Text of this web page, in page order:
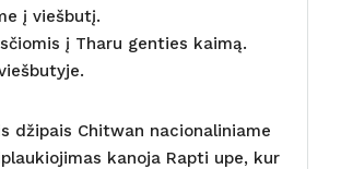
į viešbutį.
į Tharu genties kaimą.
džipais Chitwan nacionaliniame
kanoja Rapti upe, kur